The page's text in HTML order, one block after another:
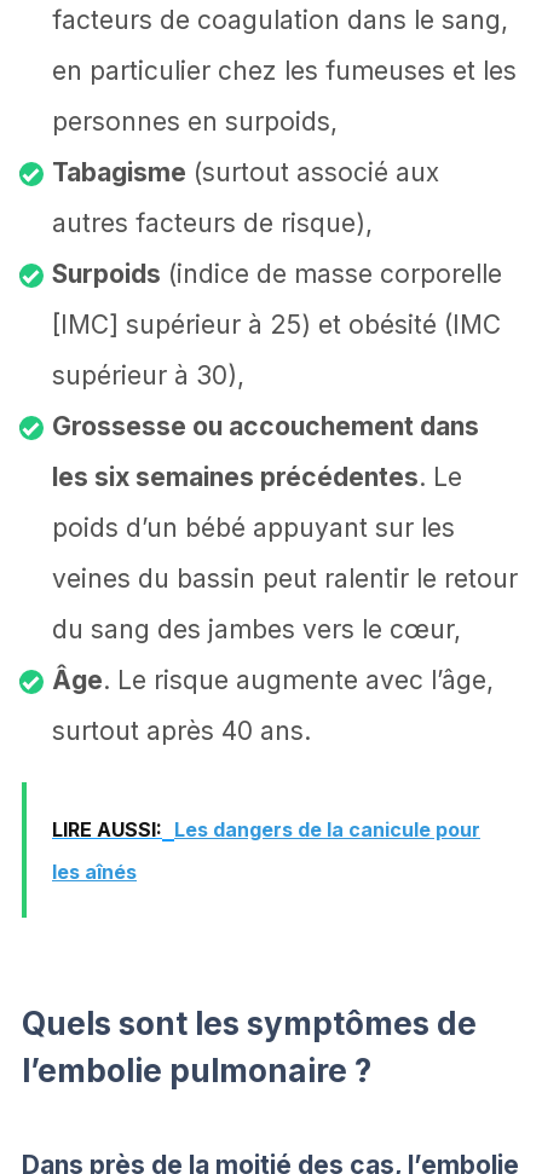
facteurs de coagulation dans le sang,
en particulier chez les fumeuses et les
personnes en surpoids,
Tabagisme (surtout associé aux
autres facteurs de risque),
Surpoids (indice de masse corporelle
[IMC] supérieur à 25) et obésité (IMC
supérieur à 30),
Grossesse ou accouchement dans
les six semaines précédentes. Le
poids d’un bébé appuyant sur les
veines du bassin peut ralentir le retour
du sang des jambes vers le cœur,
Âge. Le risque augmente avec l’âge,
surtout après 40 ans.
LIRE AUSSI: Les dangers de la canicule pour
les aînés
Quels sont les symptômes de
l’embolie pulmonaire ?
Dans près de la moitié des cas, l’embolie